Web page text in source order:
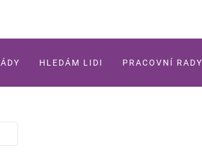
HLEDÁM LIDI PRACOVNÍ RADY